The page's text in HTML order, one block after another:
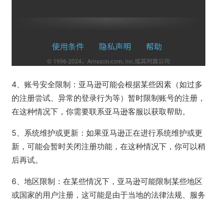
4、账号安全限制：亚马逊可能会根据某些因素（如过多
的注册尝试、异常的登录行为等）暂时限制账号的注册，
在这种情况下，你需要联系亚马逊客服以获取帮助。
5、系统维护或更新：如果亚马逊正在进行系统维护或更
新，可能会暂时关闭注册功能，在这种情况下，你可以稍
后再试。
6、地区限制：在某些情况下，亚马逊可能限制某些地区
或国家的用户注册，这可能是由于当地的法律法规、服务